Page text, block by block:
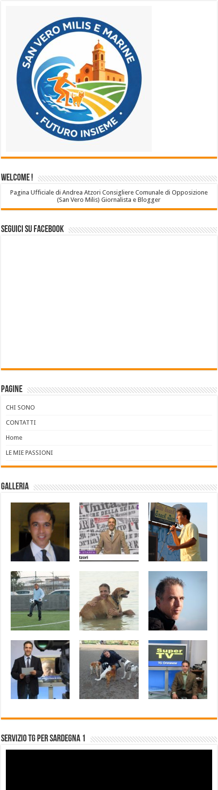
Welcome !
Pagina Ufficiale di Andrea Atzori Consigliere Comunale di Opposizione
(San Vero Milis) Giornalista e Blogger
Seguici su Facebook
Pagine
CHI SONO
CONTATTI
Home
LE MIE PASSIONI
Galleria
Servizio Tg per Sardegna 1